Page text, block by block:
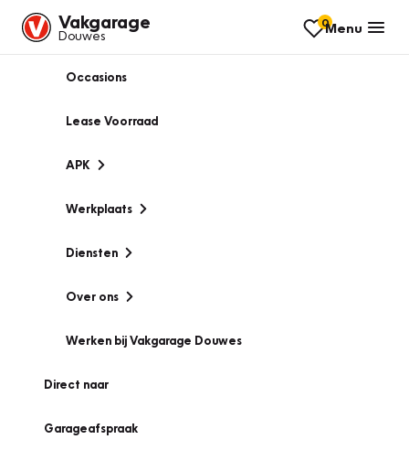
Vakgarage
Douwes
0Menu
Occasions
Lease Voorraad
APK
Werkplaats
Diensten
Over ons
Werken bij Vakgarage Douwes
Direct naar
Garageafspraak